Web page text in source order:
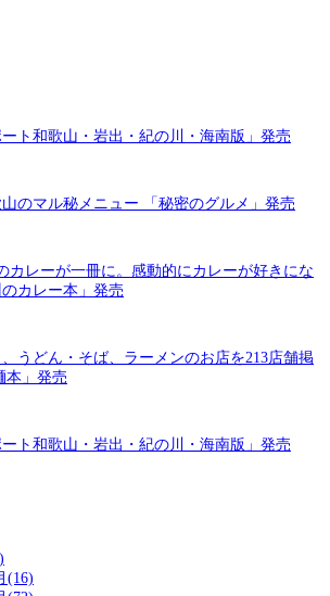
ート和歌山・岩出・紀の川・海南版」発売
のマル秘メニュー 「秘密のグルメ」発売
カレーが一冊に。感動的にカレーが好きにな
カレー本」発売
うどん・そば、ラーメンのお店を213店舗掲
本」発売
ート和歌山・岩出・紀の川・海南版」発売
(16)